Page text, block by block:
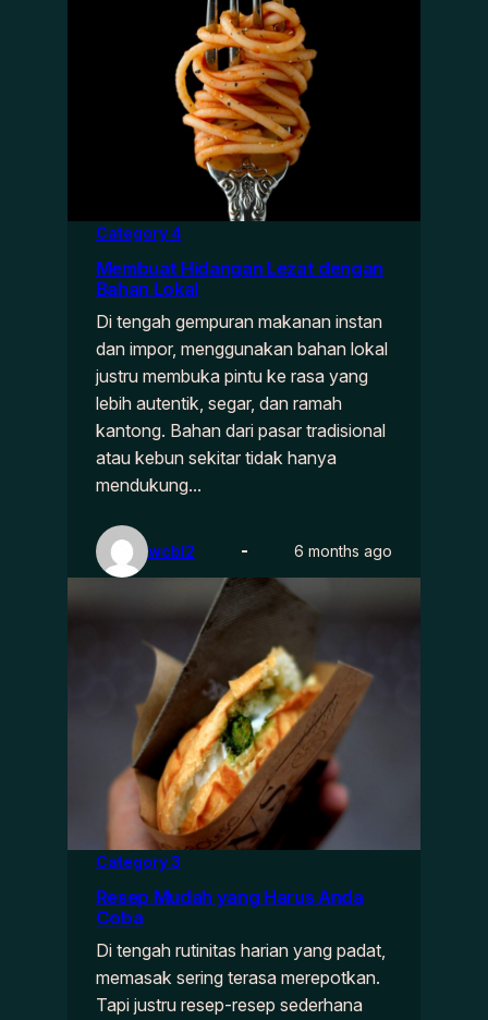
Category 4
Membuat Hidangan Lezat dengan
Bahan Lokal
Di tengah gempuran makanan instan
dan impor, menggunakan bahan lokal
justru membuka pintu ke rasa yang
lebih autentik, segar, dan ramah
kantong. Bahan dari pasar tradisional
atau kebun sekitar tidak hanya
mendukung…
wcbl2 6 months ago
Category 3
Resep Mudah yang Harus Anda
Coba
Di tengah rutinitas harian yang padat,
memasak sering terasa merepotkan.
Tapi justru resep-resep sederhana